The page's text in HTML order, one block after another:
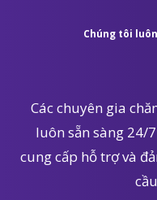
Chúng tôi
Các chuyên gia
luôn sẵn sàng 24/
cung cấp hỗ trợ và